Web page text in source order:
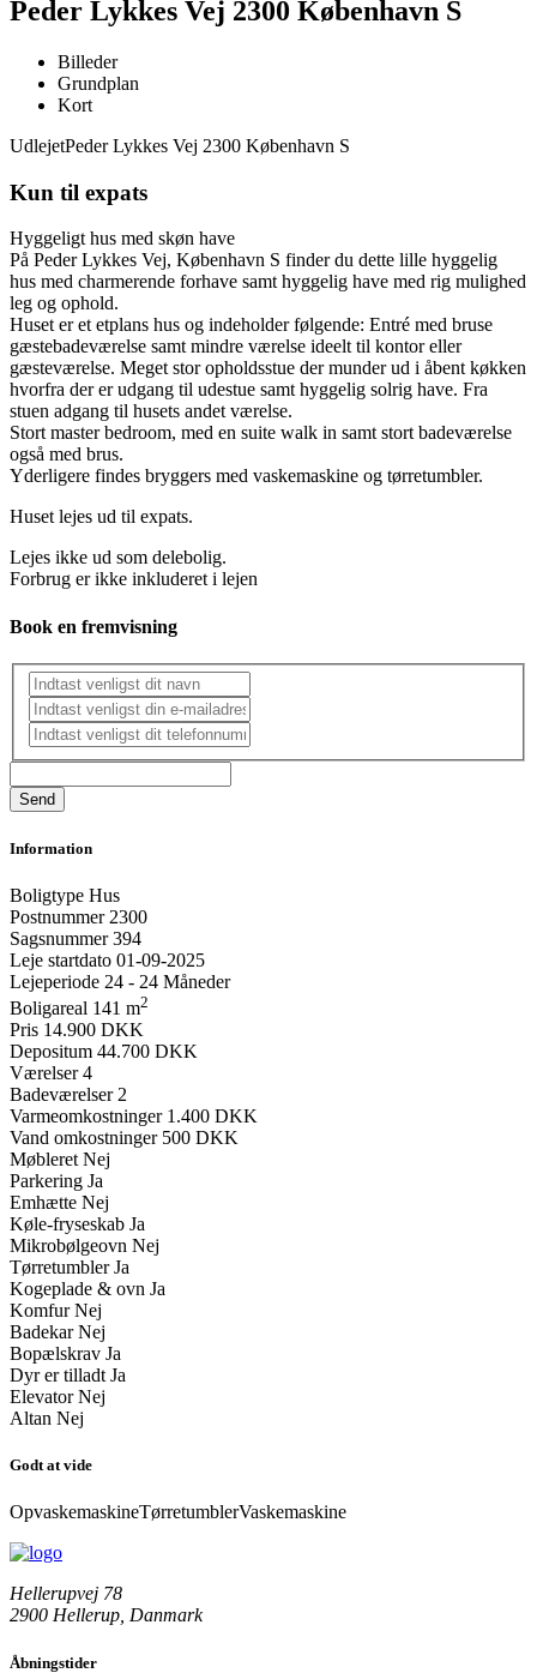
Peder Lykkes Vej 2300 København S
Billeder
Grundplan
Kort
UdlejetPeder Lykkes Vej 2300 København S
Kun til expats
Hyggeligt hus med skøn have
På Peder Lykkes Vej, København S finder du dette lille hyggelig
hus med charmerende forhave samt hyggelig have med rig mulighed
leg og ophold.
Huset er et etplans hus og indeholder følgende: Entré med bruse
gæstebadeværelse samt mindre værelse ideelt til kontor eller
gæsteværelse. Meget stor opholdsstue der munder ud i åbent køkken
hvorfra der er udgang til udestue samt hyggelig solrig have. Fra
stuen adgang til husets andet værelse.
Stort master bedroom, med en suite walk in samt stort badeværelse
også med brus.
Yderligere findes bryggers med vaskemaskine og tørretumbler.
Huset lejes ud til expats.
Lejes ikke ud som delebolig.
Forbrug er ikke inkluderet i lejen
Book en fremvisning
Information
Boligtype Hus
Postnummer 2300
Sagsnummer 394
Leje startdato 01-09-2025
Lejeperiode 24 - 24 Måneder
Boligareal 141 m2
Pris 14.900 DKK
Depositum 44.700 DKK
Værelser 4
Badeværelser 2
Varmeomkostninger 1.400 DKK
Vand omkostninger 500 DKK
Møbleret Nej
Parkering Ja
Emhætte Nej
Køle-fryseskab Ja
Mikrobølgeovn Nej
Tørretumbler Ja
Kogeplade & ovn Ja
Komfur Nej
Badekar Nej
Bopælskrav Ja
Dyr er tilladt Ja
Elevator Nej
Altan Nej
Godt at vide
OpvaskemaskineTørretumblerVaskemaskine
Hellerupvej 78
2900 Hellerup, Danmark
Åbningstider